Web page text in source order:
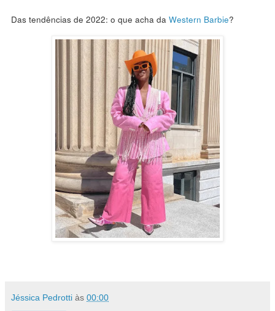
Das tendências de 2022: o que acha da Western Barbie?
Jéssica Pedrotti às 00:00